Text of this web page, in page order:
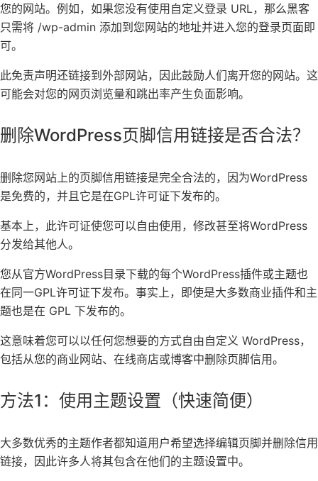
您的网站。例如，如果您没有使用 自定义登录 URL，那么黑客
只需将 /wp-admin 添加到您网站的地址并进入您的登录页面即
可。
此免责声明还链接到外部网站，因此鼓励人们离开您的网站。这
可能会对您的网页浏览量和跳出率产生负面影响。
删除WordPress页脚信用链接是否合法？
删除您网站上的页脚信用链接是完全合法的，因为WordPress
是免费的，并且它是在GPL许可证下发布的。
基本上，此许可证使您可以自由使用，修改甚至将WordPress
分发给其他人。
您从官方WordPress目录下载的每个WordPress插件或主题也
在同一GPL许可证下发布。事实上，即使是大多数商业插件和主
题也是在 GPL 下发布的。
这意味着您可以以任何您想要的方式自由自定义 WordPress，
包括从您的商业网站、 在线商店或博客中删除页脚信用。
方法1：使用主题设置（快速简便）
大多数优秀的主题作者都知道用户希望选择编辑页脚并删除信用
链接，因此许多人将其包含在他们的主题设置中。